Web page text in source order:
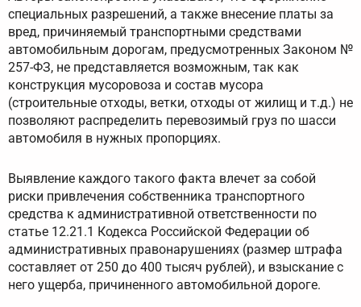
специальных разрешений, а также внесение платы за
вред, причиняемый транспортными средствами
автомобильным дорогам, предусмотренных Законом №
257-ФЗ, не представляется возможным, так как
конструкция мусоровоза и состав мусора
(строительные отходы, ветки, отходы от жилищ и т.д.) не
позволяют распределить перевозимый груз по шасси
автомобиля в нужных пропорциях.
Выявление каждого такого факта влечет за собой
риски привлечения собственника транспортного
средства к административной ответственности по
статье 12.21.1 Кодекса Российской Федерации об
административных правонарушениях (размер штрафа
составляет от 250 до 400 тысяч рублей), и взыскание с
него ущерба, причиненного автомобильной дороге.